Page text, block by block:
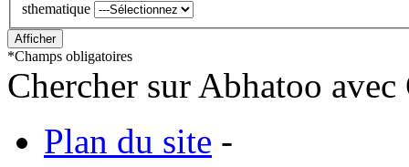
sthematique
*Champs obligatoires
Chercher sur Abhatoo
Plan du site -